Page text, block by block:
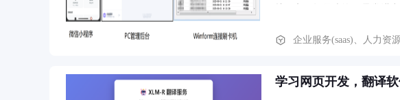
录刷卡历史。整体业务流程
完整闭环。
企业服务(saas)、人力资
学习网页开发，翻译